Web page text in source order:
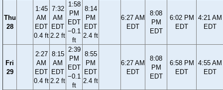
Thu
28
1:45
AM
EDT
0.4 ft
7:32
AM
EDT
2.2 ft
1:58
PM
EDT
−0.1
ft
8:14
PM
EDT
2.4 ft
6:27 AM
EDT
8:08
PM
EDT
6:02 PM
EDT
4:21 AM
EDT
Fri
29
2:27
AM
EDT
0.4 ft
8:15
AM
EDT
2.2 ft
2:39
PM
EDT
−0.1
ft
8:55
PM
EDT
2.4 ft
6:27 AM
EDT
8:08
PM
EDT
6:58 PM
EDT
4:55 AM
EDT